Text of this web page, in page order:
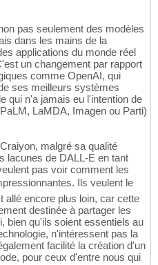
pas seulement des modèles
dans les mains de la
applications du monde réel
un changement par rapport
comme OpenAI, qui
ses meilleurs systèmes
qui n'a jamais eu l'intention de
LaMDA, Imagen ou Parti)
malgré sa qualité
lacunes de DALL-E en tant
pas voir comment les
Ils veulent le
allé encore plus loin, car cette
destinée à partager les
bien qu'ils soient essentiels au
n'intéressent pas la
facilité la création d'un
pour ceux d'entre nous qui